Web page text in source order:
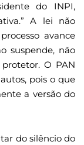
do INPI,
A lei não
avance
suspende, não
O PAN
pois o que
a versão do
do silêncio do